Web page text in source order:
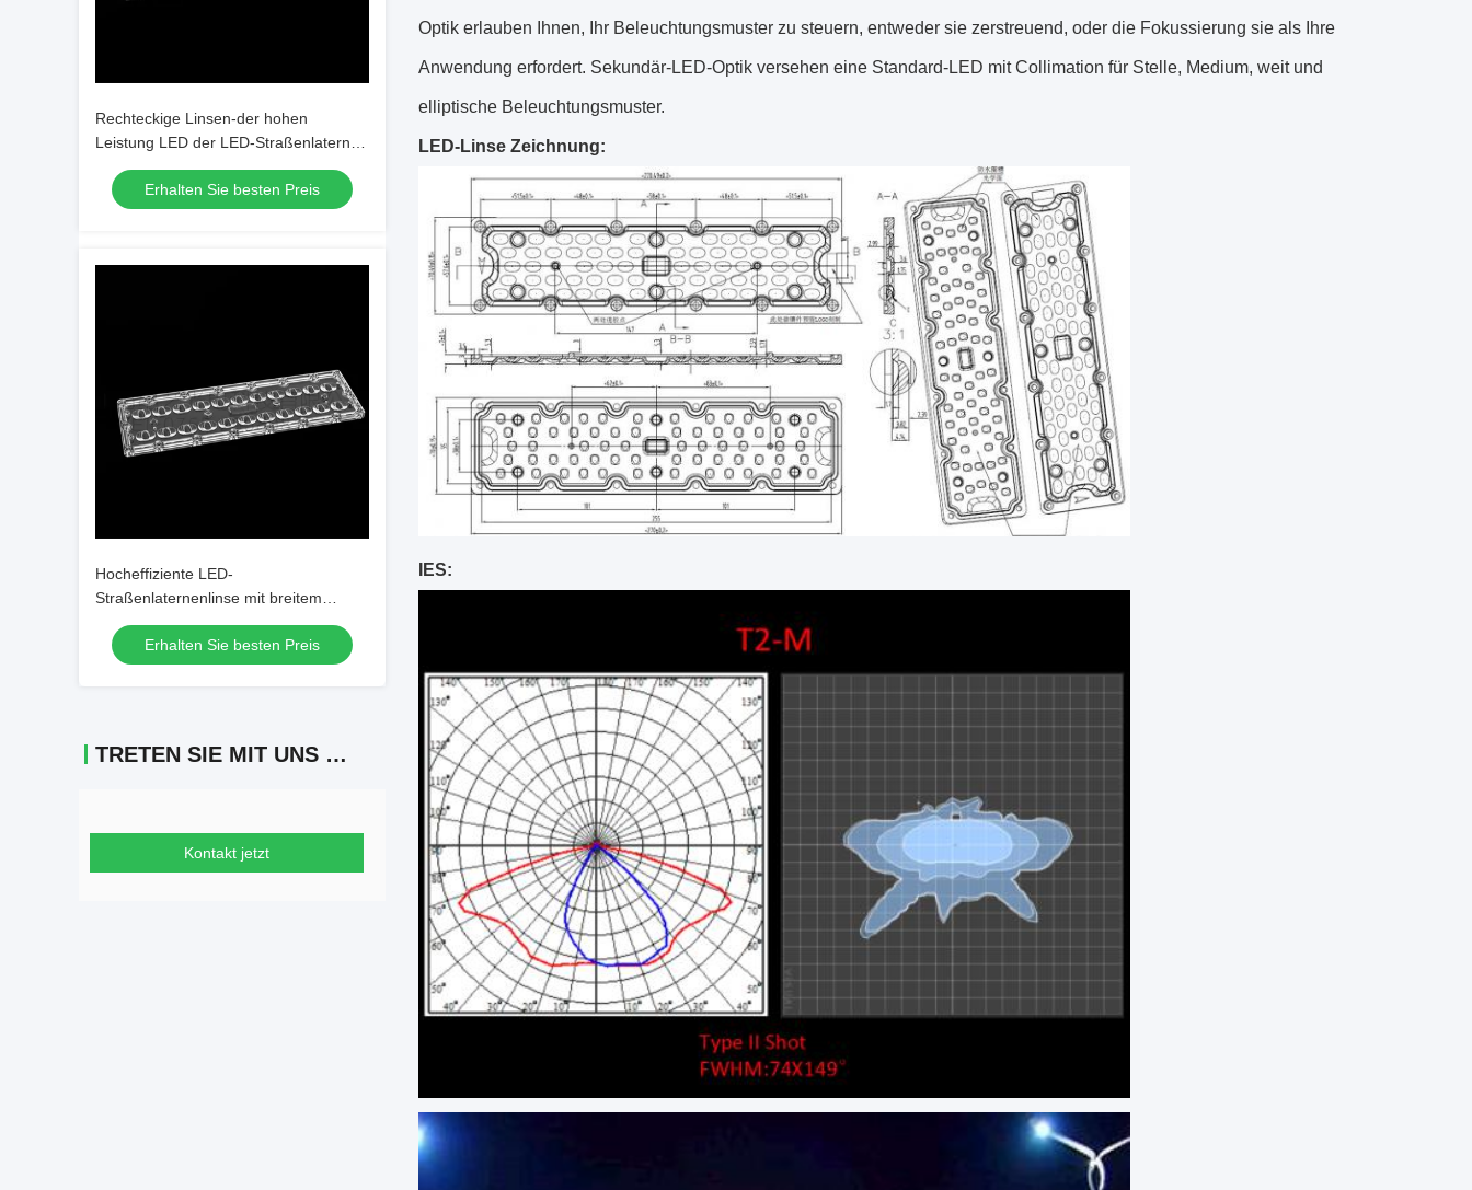
Rechteckige Linsen-der hohen
Leistung LED der LED-Straßenlaterne-
Linsen-SMD7070 22IN1 TYPE4S Linse
Erhalten Sie besten Preis
Hocheffiziente LED-
Straßenlaternenlinse mit breitem
Abstrahlwinkel, SMD7070 22IN1
TYPE3-LinseErhalten Sie besten Preis
TRETEN SIE MIT UNS IN VERBINDUNG
Kontakt jetzt
Optik erlauben Ihnen, Ihr Beleuchtungsmuster zu steuern, entweder sie zerstreuend, oder die Fokussierung sie als Ihre
Anwendung erfordert. Sekundär-LED-Optik versehen eine Standard-LED mit Collimation für Stelle, Medium, weit und
elliptische Beleuchtungsmuster.
LED-Linse Zeichnung:
IES: